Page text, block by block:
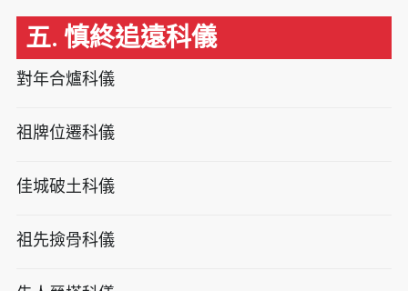
五. 慎終追遠科儀
對年合爐科儀
祖牌位遷科儀
佳城破土科儀
祖先撿骨科儀